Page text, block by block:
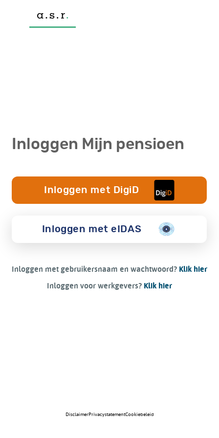
Inloggen Mijn pensioen
Inloggen met DigiD
Inloggen met eIDAS
Inloggen met gebruikersnaam en wachtwoord? Klik hier
Inloggen voor werkgevers? Klik hier
DisclaimerPrivacystatementCookiebeleid